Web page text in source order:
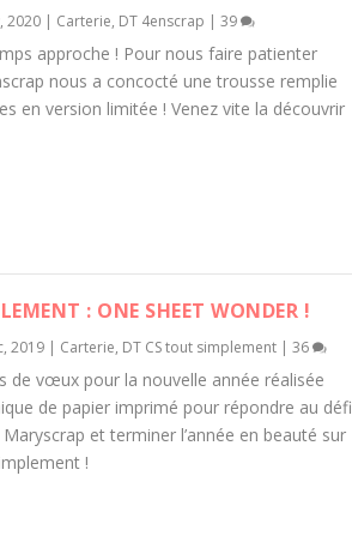
2020| Carterie, DT 4enscrap | 39
approche ! Pour nous faire patienter
nous a concocté une trousse remplie
en version limitée ! Venez vite la découvrir
: ONE SHEET WONDER !
2019| Carterie, DT CS tout simplement| 36
de vœux pour la nouvelle année réalisée
de papier imprimé pour répondre au défi
et terminer l’année en beauté sur
!